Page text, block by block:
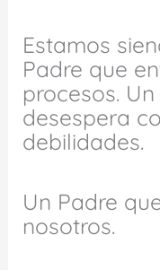
Estamos
Padre que
procesos.
desespera
debilidades.
Un Padre
nosotros.